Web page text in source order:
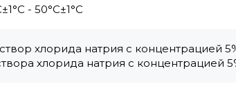
- 50°С±1°С
хлорида натрия с концентрацией
хлорида натрия с концентрацией